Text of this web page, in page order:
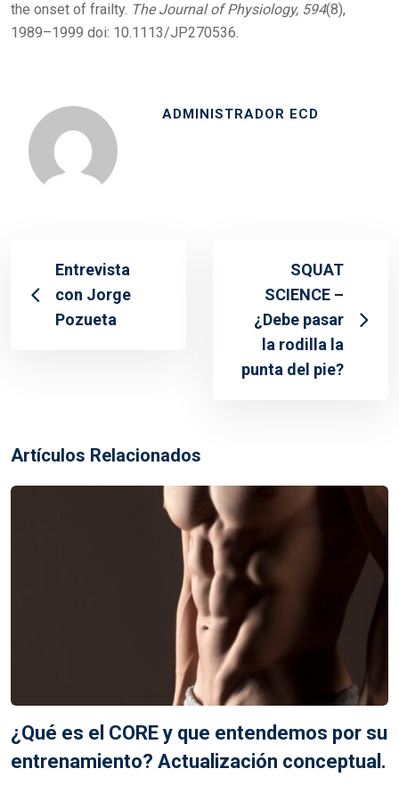
the onset of frailty. The Journal of Physiology, 594(8),
1989–1999 doi: 10.1113/JP270536.
ADMINISTRADOR ECD
Entrevista
con Jorge
Pozueta
SQUAT
SCIENCE –
¿Debe pasar
la rodilla la
punta del pie?
Artículos Relacionados
¿Qué es el CORE y que entendemos por su
entrenamiento? Actualización conceptual.